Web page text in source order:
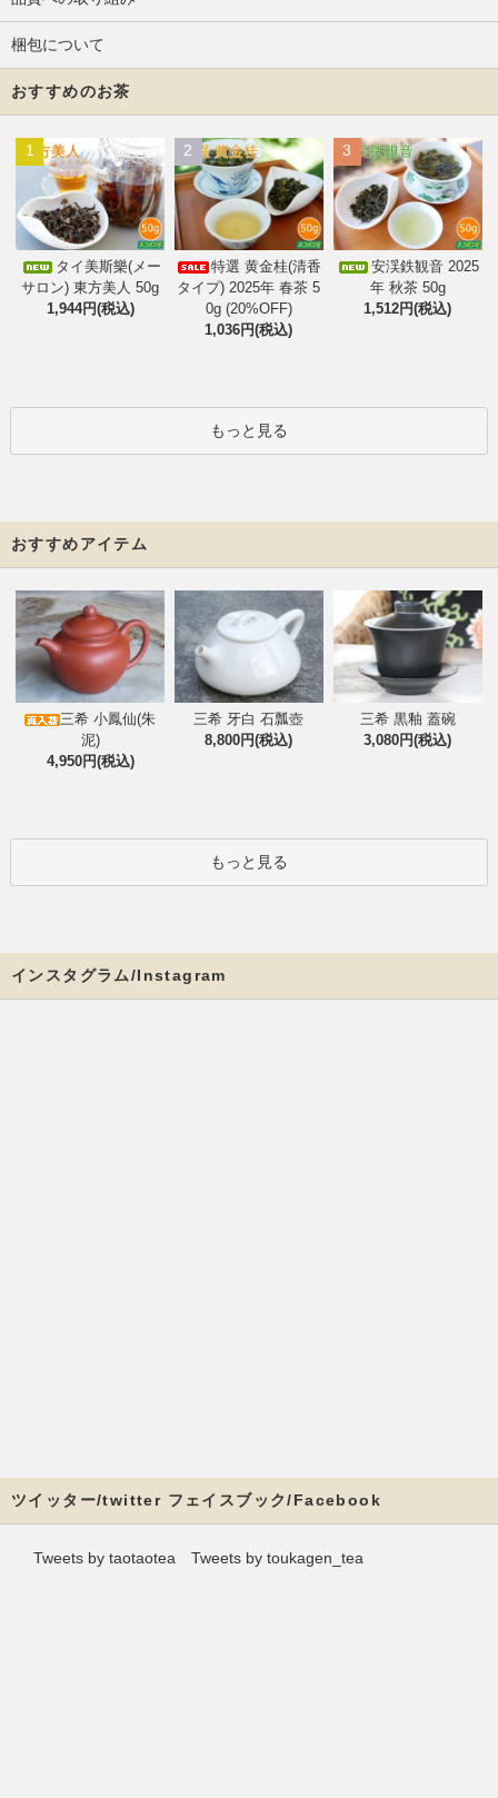
梱包について
おすすめのお茶
1
タイ美斯樂(メー
サロン) 東方美人 50g
1,944円(税込)
2
特選 黄金桂(清香
タイプ) 2025年 春茶 5
0g (20%OFF)
1,036円(税込)
3
安渓鉄観音 2025
年 秋茶 50g
1,512円(税込)
もっと見る
おすすめアイテム
三希 小鳳仙(朱
泥)
4,950円(税込)
三希 牙白 石瓢壺
8,800円(税込)
三希 黒釉 蓋碗
3,080円(税込)
もっと見る
インスタグラム/Instagram
ツイッター/twitter フェイスブック/Facebook
Tweets by taotaotea Tweets by toukagen_tea